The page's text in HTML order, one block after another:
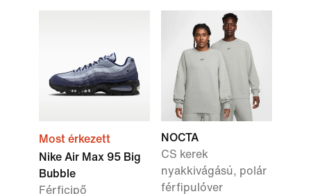
Most érkezett
Nike Air Max 95 Big
Bubble
Férficipő
NOCTA
CS kerek
nyakkivágású, polár
férfipulóver